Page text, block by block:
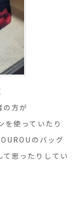
方が
を使っていたり
のバッグ
思ったりしてい